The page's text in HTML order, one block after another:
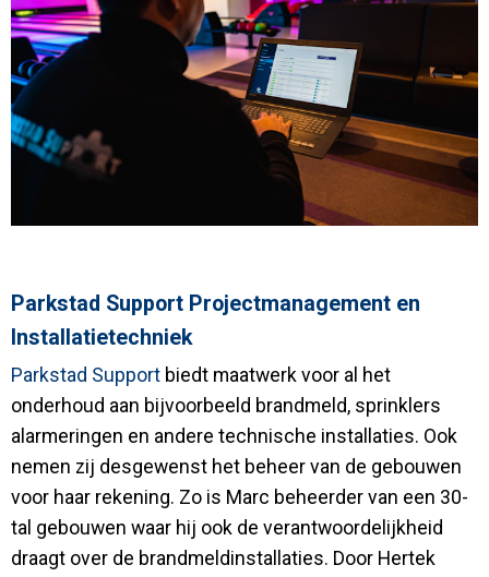
Parkstad Support Projectmanagement en
Installatietechniek
Parkstad Support biedt maatwerk voor al het
onderhoud aan bijvoorbeeld brandmeld, sprinklers
alarmeringen en andere technische installaties. Ook
nemen zij desgewenst het beheer van de gebouwen
voor haar rekening. Zo is Marc beheerder van een 30-
tal gebouwen waar hij ook de verantwoordelijkheid
draagt over de brandmeldinstallaties. Door Hertek